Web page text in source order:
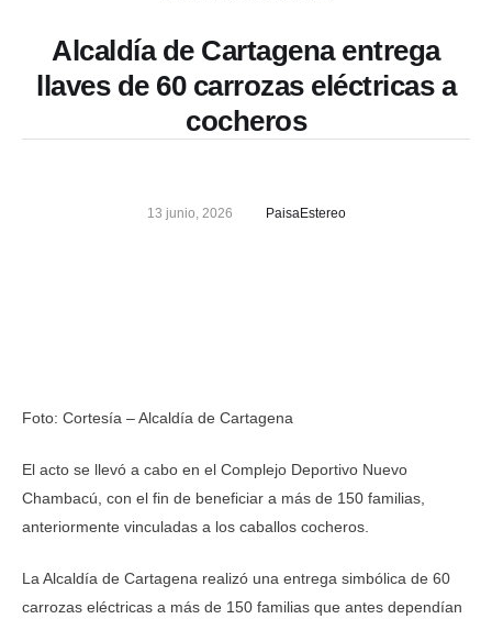
Alcaldía de Cartagena entrega
llaves de 60 carrozas eléctricas a
cocheros
13 junio, 2026 PaisaEstereo
Foto: Cortesía – Alcaldía de Cartagena
El acto se llevó a cabo en el Complejo Deportivo Nuevo
Chambacú, con el fin de beneficiar a más de 150 familias,
anteriormente vinculadas a los caballos cocheros.
La Alcaldía de Cartagena realizó una entrega simbólica de 60
carrozas eléctricas a más de 150 familias que antes dependían